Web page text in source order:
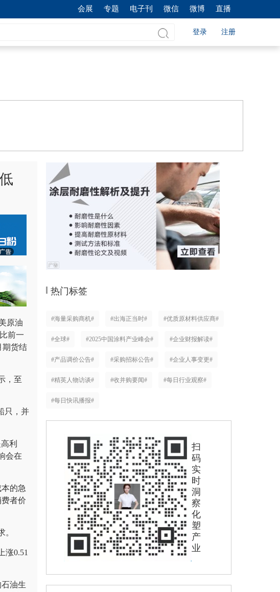
会展 专题 电子刊 微信 微博 直播
登录 注册
原油
前一
期货结
，至
只，并
利
会在
的急
者价
涨0.51
油生
热门标签
#海量采购商机# #出海正当时# #优质原材料供应商#
#全球# #2025中国涂料产业峰会# #企业财报解读#
#产品调价公告# #采购招标公告# #企业人事变更#
#精英人物访谈# #收并购要闻# #每日行业观察#
#每日快讯播报#
扫
码
实
时
洞
察
化
塑
产
业